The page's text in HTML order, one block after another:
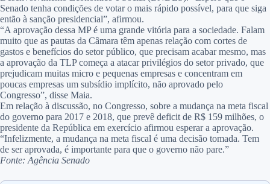
Senado tenha condições de votar o mais rápido possível, para que siga
então à sanção presidencial”, afirmou.
“A aprovação dessa MP é uma grande vitória para a sociedade. Falam
muito que as pautas da Câmara têm apenas relação com cortes de
gastos e benefícios do setor público, que precisam acabar mesmo, mas
a aprovação da TLP começa a atacar privilégios do setor privado, que
prejudicam muitas micro e pequenas empresas e concentram em
poucas empresas um subsídio implícito, não aprovado pelo
Congresso”, disse Maia.
Em relação à discussão, no Congresso, sobre a mudança na meta fiscal
do governo para 2017 e 2018, que prevê deficit de R$ 159 milhões, o
presidente da República em exercício afirmou esperar a aprovação.
“Infelizmente, a mudança na meta fiscal é uma decisão tomada. Tem
de ser aprovada, é importante para que o governo não pare.”
Fonte: Agência Senado